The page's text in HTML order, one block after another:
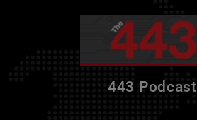
443 Podcast